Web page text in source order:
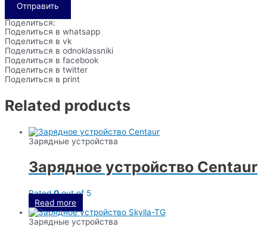
Отправить
Поделиться:
Поделиться в whatsapp
Поделиться в vk
Поделиться в odnoklassniki
Поделиться в facebook
Поделиться в twitter
Поделиться в print
Related products
Зарядные устройства
Зарядное устройство Centaur
Rated0out of 5
Read more
Зарядные устройства